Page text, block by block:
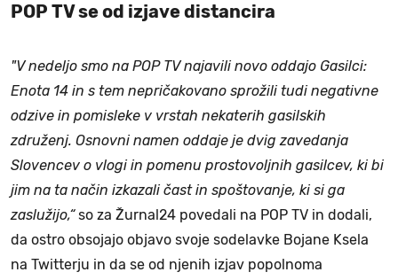
POP TV se od izjave distancira
"V nedeljo smo na POP TV najavili novo oddajo Gasilci:
Enota 14 in s tem nepričakovano sprožili tudi negativne
odzive in pomisleke v vrstah nekaterih gasilskih
združenj. Osnovni namen oddaje je dvig zavedanja
Slovencev o vlogi in pomenu prostovoljnih gasilcev, ki bi
jim na ta način izkazali čast in spoštovanje, ki si ga
zaslužijo,“so za Žurnal24 povedali na POP TV in dodali,
da ostro obsojajo objavo svoje sodelavke Bojane Ksela
na Twitterju in da se od njenih izjav popolnoma